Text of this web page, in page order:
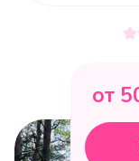
от